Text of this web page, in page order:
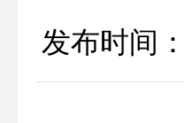
发布时间